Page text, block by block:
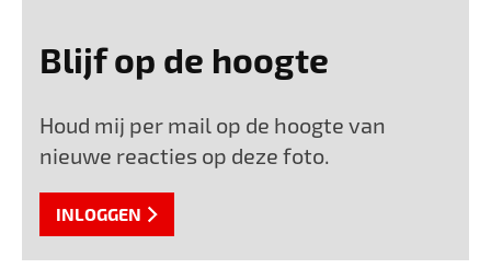
Blijf op de hoogte
Houd mij per mail op de hoogte van
nieuwe reacties op deze foto.
INLOGGEN